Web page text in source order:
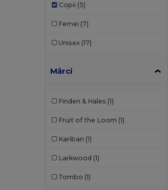
Copii (5)
Femei (7)
Unisex (17)
Mărci
Finden & Hales (1)
Fruit of the Loom (1)
Kariban (1)
Larkwood (1)
Tombo (1)